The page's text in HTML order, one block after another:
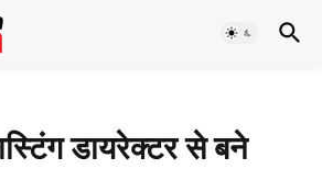
डायरेक्टर से बने